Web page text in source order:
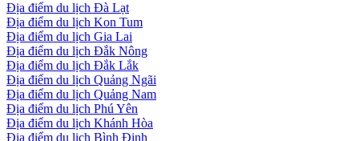
Địa điểm du lịch Đà Lạt
Địa điểm du lịch Kon Tum
Địa điểm du lịch Gia Lai
Địa điểm du lịch Đắk Nông
Địa điểm du lịch Đắk Lắk
Địa điểm du lịch Quảng Ngãi
Địa điểm du lịch Quảng Nam
Địa điểm du lịch Phú Yên
Địa điểm du lịch Khánh Hòa
Địa điểm du lịch Bình Định